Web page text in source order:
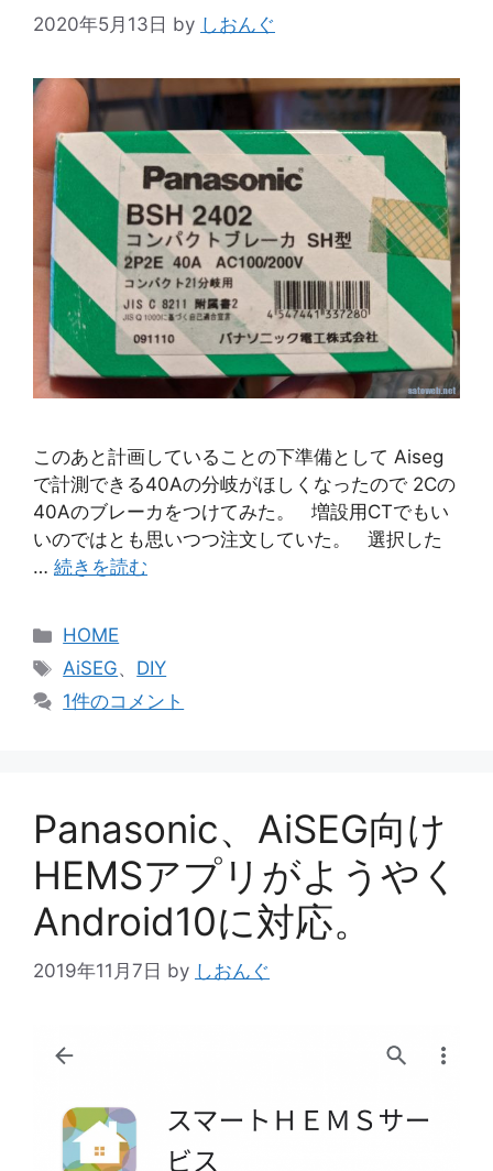
2020年5月13日 by しおんぐ
このあと計画していることの下準備として Aiseg
で計測できる40Aの分岐がほしくなったので 2Cの
40Aのブレーカをつけてみた。 増設用CTでもい
いのではとも思いつつ注文していた。 選択した
… 続きを読む
カ
テ
リ
HOME
タ
グ
AiSEG、 DIY
1件のコメント
Panasonic、AiSEG向け
HEMSアプリがようやく
Android10に対応。
2019年11月7日 by しおんぐ